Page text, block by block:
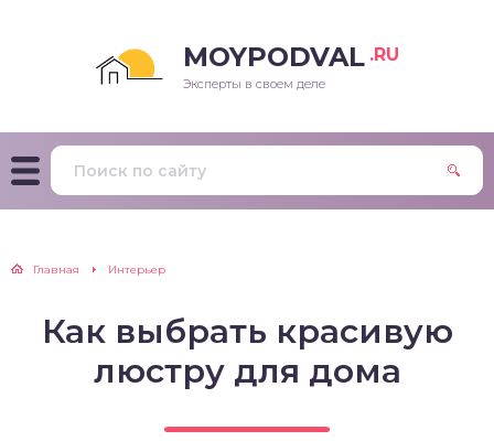
MOYPODVAL .RU
Эксперты в своем деле
Главная Интерьер
Как выбрать красивую
люстру для дома